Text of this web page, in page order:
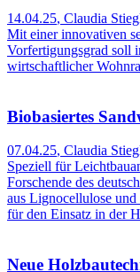
14.04.25, Claudia
Mit einer innovativen
Vorfertigungsgrad soll
wirtschaftlicher
Biobasiertes
07.04.25, Claudia
Speziell für
Forschende des
aus Lignocellulose
für den Einsatz in der
Neue